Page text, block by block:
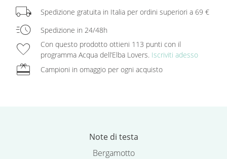
local_shipping Spedizione gratuita in Italia per ordini superiori a 69 €
acute Spedizione in 24/48h
favorite
Con questo prodotto ottieni 113 punti con il
programma Acqua dell’Elba Lovers. Iscriviti adesso
redeem Campioni in omaggio per ogni acquisto
Note di testa
Bergamotto